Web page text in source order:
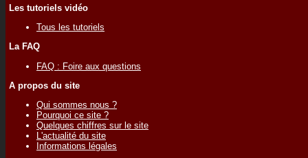
Les tutoriels vidéo
Tous les tutoriels
La FAQ
FAQ : Foire aux questions
A propos du site
Qui sommes nous ?
Pourquoi ce site ?
Quelques chiffres sur le site
L'actualité du site
Informations légales